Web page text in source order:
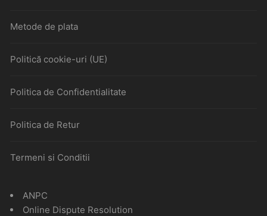
Metode de plata
Politică cookie-uri (UE)
Politica de Confidentialitate
Politica de Retur
Termeni si Conditii
ANPC
Online Dispute Resolution